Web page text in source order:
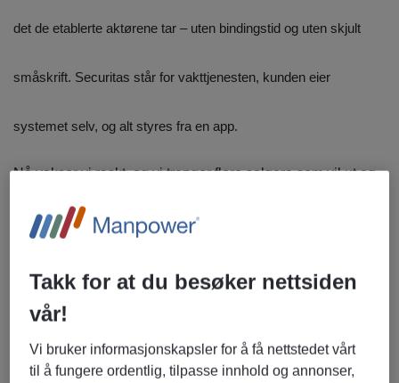
det de etablerte aktørene tar – uten bindingstid og uten skjult
småskrift. Securitas står for vakttjenesten, kunden eier
systemet selv, og alt styres fra en app.
Nå vokser vi raskt, og vi trenger flere selgere som vil ut og
Rollen
området. Du presenterer løsningen vår, kartlegger hva
familien trenger, og hjelper kundene å sette sammen riktig
dagen – ikke en telefonjobb.
Takk for at du besøker nettsiden
vår!
Vi bruker informasjonskapsler for å få nettstedet vårt
til å fungere ordentlig, tilpasse innhold og annonser,